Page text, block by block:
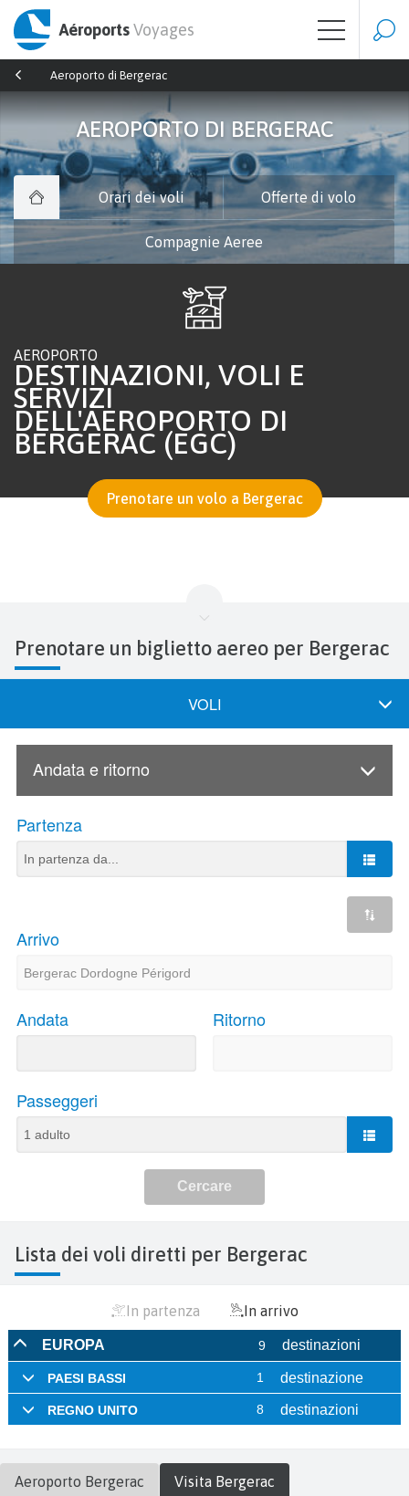
AéroportsVoyages
Aeroporto di Bergerac
AEROPORTO DI BERGERAC
Orari dei voli Offerte di volo
Compagnie Aeree
AEROPORTO
DESTINAZIONI, VOLI E
SERVIZI
DELL'AEROPORTO DI
BERGERAC (EGC)
Prenotare un volo a Bergerac
Prenotare un biglietto aereo per Bergerac
Lista dei voli diretti per Bergerac
In partenza In arrivo
Aeroporto Bergerac Visita Bergerac